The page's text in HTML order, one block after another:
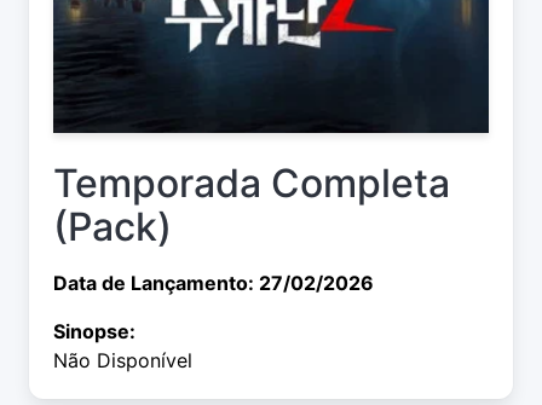
Temporada Completa
(Pack)
Data de Lançamento: 27/02/2026
Sinopse:
Não Disponível